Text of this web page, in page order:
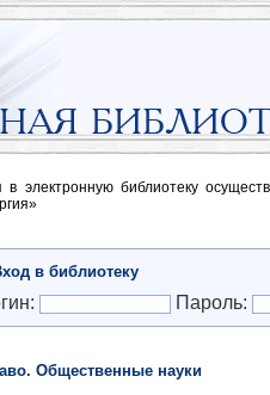
в электронную библиотеку
в библиотеку
Пароль:
Общественные науки